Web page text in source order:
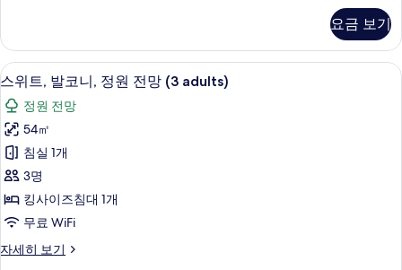
adults)
사
진
모
두
보
기
실
개,
코
니
(4
adults)
자
세
히
보
요금 보기
스
위
트,
발
코
니,
정
원
전
미니바, 객실 내 금고, 암막 커튼, 방음
10
스위트, 발코니, 정원 전망 (3 adults)
정원 전망
54㎡
침실 1개
3명
킹사이즈침대 1개
무료 WiFi
자세히 보기
스